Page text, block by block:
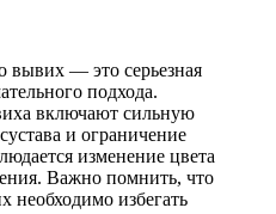
вывих — это серьезная
подхода.
включают сильную
и ограничение
изменение цвета
Важно помнить, что
необходимо избегать